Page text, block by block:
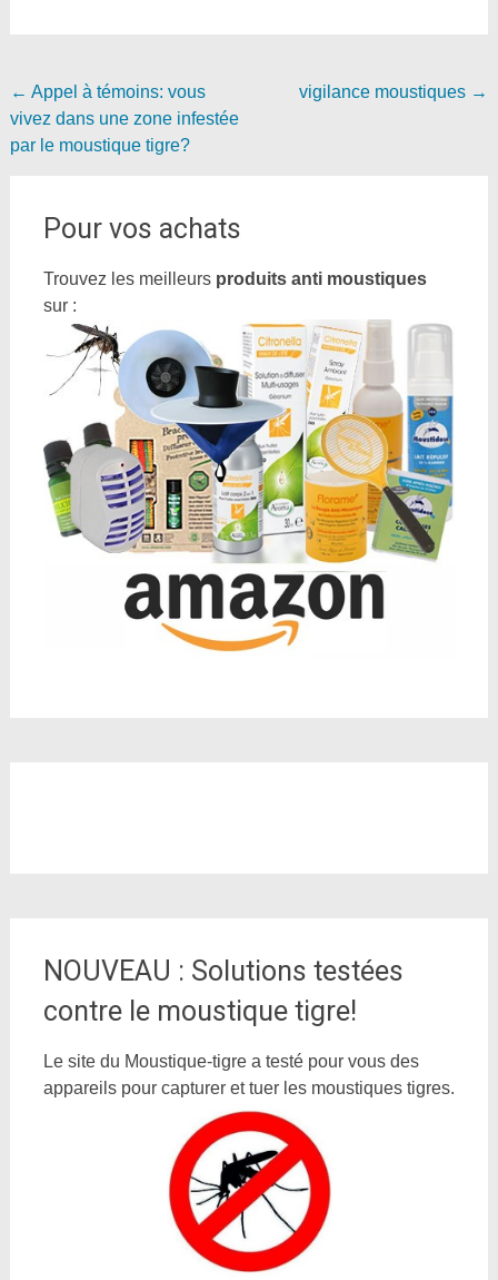
Navigation
de
← Appel à témoins: vous
vivez dans une zone infestée
par le moustique tigre?
vigilance moustiques →
Pour vos achats
Trouvez les meilleurs produits anti moustiques
sur :
NOUVEAU : Solutions testées
contre le moustique tigre!
Le site du Moustique-tigre a testé pour vous des
appareils pour capturer et tuer les moustiques tigres.